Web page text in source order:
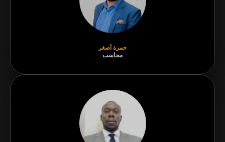
حمزة أصغر
محاسب